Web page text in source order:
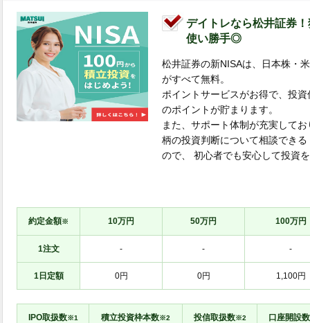
デイトレなら松井証券
使い勝手◎
松井証券の新NISAは、日本株・
がすべて無料。
ポイントサービスがお得で、投
のポイントが貯まります。
また、サポート体制が充実して
柄の投資判断について相談できる
ので、 初心者でも安心して投資
約定金額※ 10万円 50万円 100万円
1注文 - - -
1日定額 0円 0円 1,100円
IPO取扱数※1 積立投資枠本数※2 投信取扱数※2 口座開設数